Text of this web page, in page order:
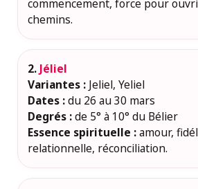
commencement, force pour
chemins.
2.Jéliel
Variantes : Jeliel, Yeliel
Dates :du 26 au 30 mars
Degrés :de 5° à 10° du Bélier
Essence spirituelle :amour,
relationnelle, réconciliation.